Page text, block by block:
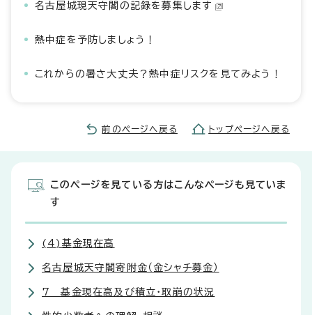
名古屋城現天守閣の記録を募集します
熱中症を予防しましょう！
これからの暑さ大丈夫？熱中症リスクを見てみよう！
前のページへ戻る トップページへ戻る
このページを見ている方はこんなページも見ていま
す
(4)基金現在高
名古屋城天守閣寄附金（金シャチ募金）
7 基金現在高及び積立・取崩の状況